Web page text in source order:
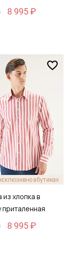
8 995 ₽
в бутиках
из хлопка в
приталенная
8 995 ₽